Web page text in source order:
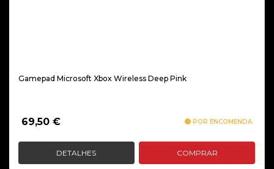
Gamepad Microsoft Xbox Wireless Deep Pink
69,50 € POR ENCOMENDA
DETALHES COMPRAR